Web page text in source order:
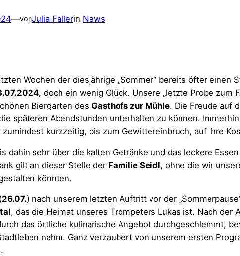
—vonJulia Fallerin News
Wochen der diesjährige „Sommer“ bereits öfter einen
doch ein wenig Glück. Unsere „letzte Probe zum
Biergarten des Gasthofs zur Mühle. Die Freude auf
späteren Abendstunden unterhalten zu können.
zumindest kurzzeitig, bis zum Gewittereinbruch, auf ihre
dahin sehr über die kalten Getränke und das leckere
gilt an dieser Stelle der Familie Seidl, ohne die wir
könnten.
26.07.) nach unserem letzten Auftritt vor der
, das die Heimat unseres Trompeters Lukas ist. Nach der
das örtliche kulinarische Angebot durchgeschlemmt,
nahm. Ganz verzaubert von unserem ersten